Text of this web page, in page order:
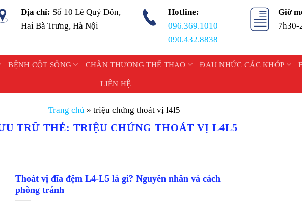
Địa chỉ: Số 10 Lê Quý Đôn,
Hai Bà Trưng, Hà Nội
Hotline:
096.369.1010
090.432.8838
Giờ
7h30-
BỆNH CỘT SỐNG CHẤN THƯƠNG THỂ THAO ĐAU NHỨC CÁC KHỚP
LIÊN HỆ
Trang chủ » triệu chứng thoát vị l4l5
TRỮ THẺ:TRIỆU CHỨNG THOÁT VỊ L4L5
Thoát vị đĩa đệm L4-L5 là gì? Nguyên nhân và cách
phòng tránh